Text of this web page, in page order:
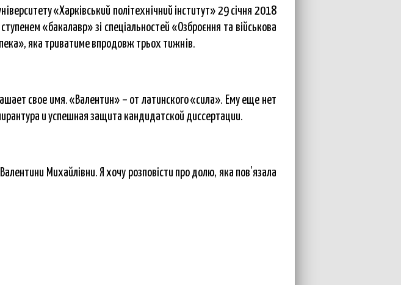
«Харківський політехнічний інститут» 29 січня 2018
«бакалавр» зі спеціальностей «Озброєння та військова
яка триватиме впродовж трьох тижнів.
свое имя. «Валентин» – от латинского «сила». Ему еще нет
и успешная защита кандидатской диссертации.
Михайлівни. Я хочу розповісти про долю, яка пов’язала